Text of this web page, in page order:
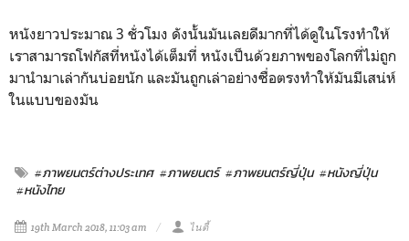
หนังยาวประมาณ 3 ชั่วโมง ดังนั้นมันเลยดีมากที่ได้ดูในโรงทำให้
เราสามารถโฟกัสที่หนังได้เต็มที่ หนังเป็นด้วยภาพของโลกที่ไม่ถูก
มานำมาเล่ากันบ่อยนัก และมันถูกเล่าอย่างซื่อตรงทำให้มันมีเสน่ห์
ในแบบของมัน
#ภาพยนตร์ต่างประเทศ #ภาพยนตร์ #ภาพยนตร์ญี่ปุ่น #หนังญี่ปุ่น
#หนังไทย
19th March 2018, 11:03 am ไนตี้